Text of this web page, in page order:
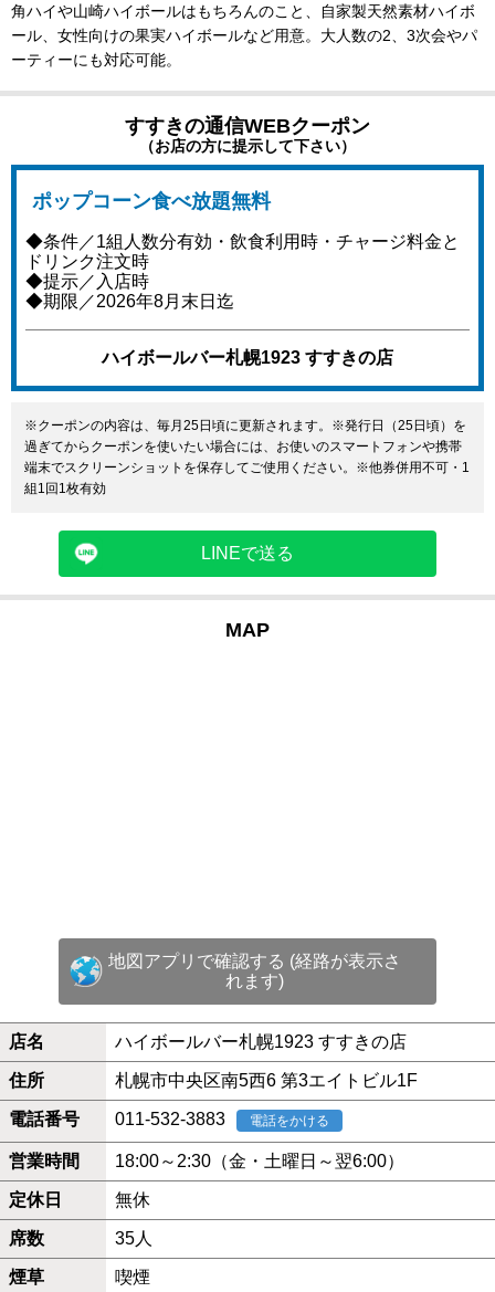
角ハイや山崎ハイボールはもちろんのこと、自家製天然素材ハイボ
ール、女性向けの果実ハイボールなど用意。大人数の2、3次会やパ
ーティーにも対応可能。
すすきの通信WEBクーポン
（お店の方に提示して下さい）
ポップコーン食べ放題無料
◆条件／1組人数分有効・飲食利用時・チャージ料金と
ドリンク注文時
◆提示／入店時
◆期限／2026年8月末日迄
ハイボールバー札幌1923 すすきの店
※クーポンの内容は、毎月25日頃に更新されます。※発行日（25日頃）を
過ぎてからクーポンを使いたい場合には、お使いのスマートフォンや携帯
端末でスクリーンショットを保存してご使用ください。※他券併用不可・1
組1回1枚有効
LINEで送る
MAP
地図アプリで確認する (経路が表示さ
れます)
店名 ハイボールバー札幌1923 すすきの店
住所 札幌市中央区南5西6 第3エイトビル1F
電話番号 011-532-3883 電話をかける
営業時間 18:00～2:30（金・土曜日～翌6:00）
定休日 無休
席数 35人
煙草 喫煙